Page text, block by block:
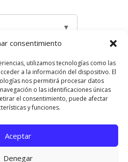
consentimiento
utilizamos tecnologías como las
a la información del dispositivo. El
nos permitirá procesar datos
o las identificaciones únicas
el consentimiento, puede afectar
y funciones.
Aceptar
Denegar
Quienes somos
con nosotros
Políticas de Cookies
Legal
Themes